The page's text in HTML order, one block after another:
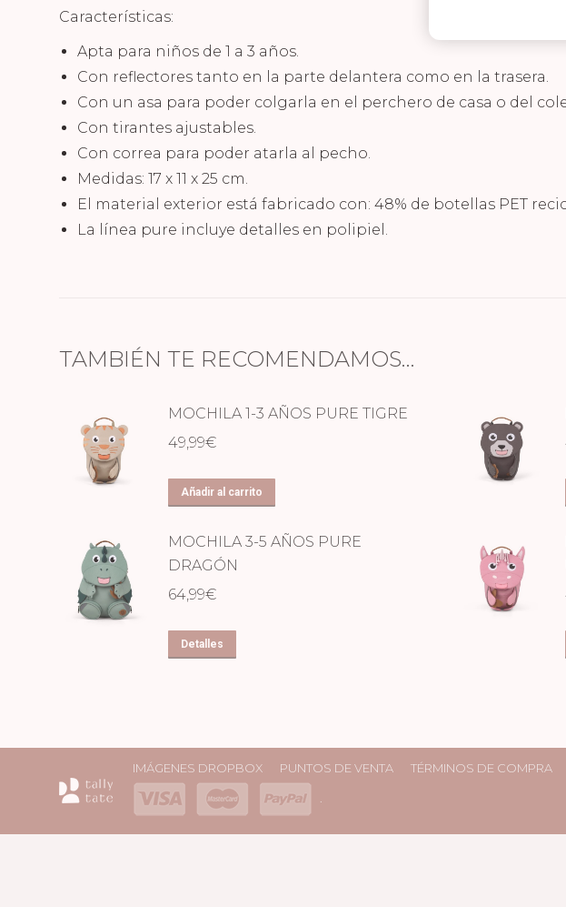
Características:
Apta para niños de 1 a 3 años.
Con reflectores tanto en la parte delantera como en la trasera.
Con un asa para poder colgarla en el perchero de casa o del
Con tirantes ajustables.
Con correa para poder atarla al pecho.
Medidas: 17 x 11 x 25 cm.
El material exterior está fabricado con: 48% de botellas PET
La línea pure incluye detalles en polipiel.
TAMBIÉN TE RECOMENDAMOS…
MOCHILA 1-3 AÑOS PURE TIGRE
49,99€
Añadir al carrito
MOCHILA 3-5 AÑOS PURE
DRAGÓN
64,99€
Detalles
IMÁGENES DROPBOX PUNTOS DE VENTA TÉRMINOS DE COMPRA